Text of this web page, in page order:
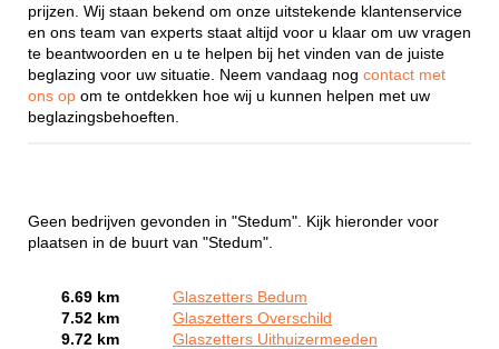
prijzen. Wij staan bekend om onze uitstekende klantenservice
en ons team van experts staat altijd voor u klaar om uw vragen
te beantwoorden en u te helpen bij het vinden van de juiste
beglazing voor uw situatie. Neem vandaag nog contact met
ons op om te ontdekken hoe wij u kunnen helpen met uw
beglazingsbehoeften.
Geen bedrijven gevonden in "Stedum". Kijk hieronder voor
plaatsen in de buurt van "Stedum".
6.69 km
Glaszetters Bedum
7.52 km
Glaszetters Overschild
9.72 km
Glaszetters Uithuizermeeden